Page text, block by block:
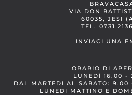
VIA DON
60035, JESI
TEL. 0731
INVIACI UNA
ORARIO DI
LUNEDÌ 16.00 -
DAL MARTEDI AL SABATO:
LUNEDI MATTINO E